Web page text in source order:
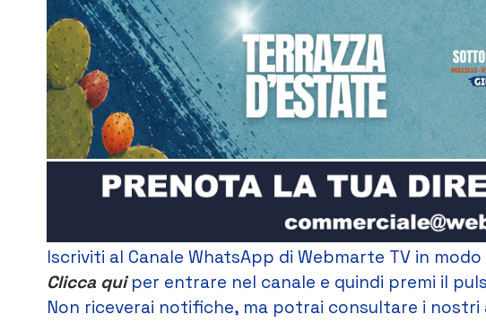
Iscriviti al Canale WhatsApp di Webmarte TV in
Clicca quiper entrare nel canale e quindi premi il
Non riceverai notifiche, ma potrai consultare i